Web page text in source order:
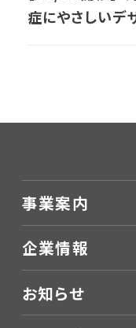
症にやさしいデ
事業案内
企業情報
お知らせ